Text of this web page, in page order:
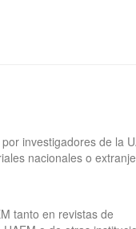
investigadores de la
nacionales o
tanto en revistas de